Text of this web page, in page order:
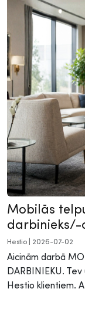
Mobilās
darbinieks/-
Hestio | 2026-07-02
Aicinām darbā
DARBINIEKU.
Hestio klientiem.